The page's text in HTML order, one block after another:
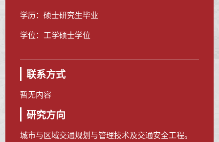
学历：硕士研究生毕业
学位：工学硕士学位
联系方式
暂无内容
研究方向
城市与区域交通规划与管理技术及交通安全工程。